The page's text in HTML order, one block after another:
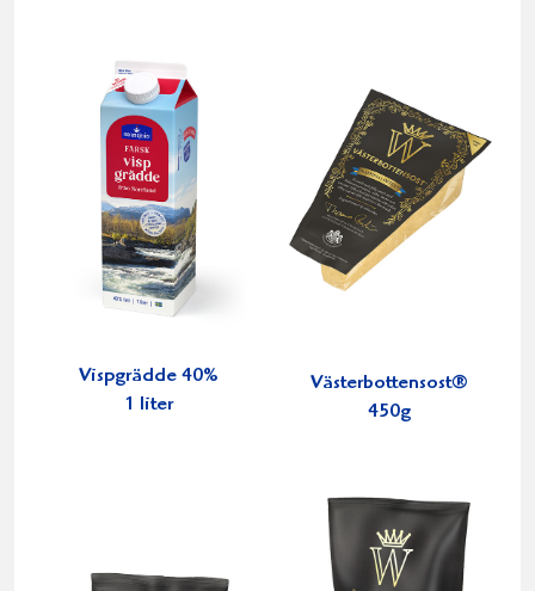
Vispgrädde 40%
1 liter
Västerbottensost®
450g